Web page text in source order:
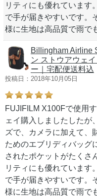
リティにも優れています
で手が届きやすいです。
様に生地は高品質で雨で
Billingham Airline
ン ストウアウェ
ー｜宅配便送料込
投稿日：2018年10月05日
FUJIFILM X100Fで使用
ェイ購入しましたしたが
ズで、カメラに加えて、
ためのエブリディバッグ
されたポケットがたくさ
リティにも優れています
で手が届きやすいです。
様に生地は高品質で雨で